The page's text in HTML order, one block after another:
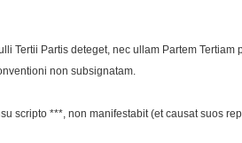
Tertii Partis deteget, nec ullam Partem
non subsignatam.
scripto ***, non manifestabit (et causat suos